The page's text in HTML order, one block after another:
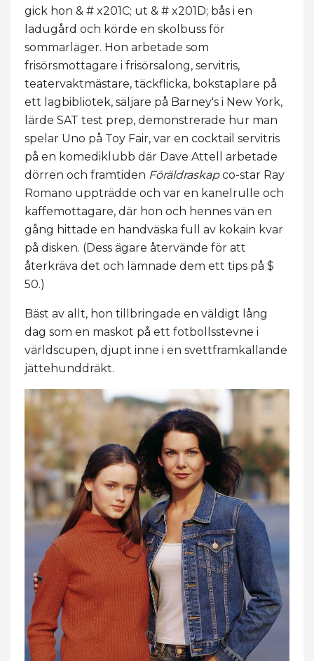
gick hon & # x201C; ut & # x201D; bås i en
ladugård och körde en skolbuss för
sommarläger. Hon arbetade som
frisörsmottagare i frisörsalong, servitris,
teatervaktmästare, täckflicka, bokstaplare på
ett lagbibliotek, säljare på Barney's i New York,
lärde SAT test prep, demonstrerade hur man
spelar Uno på Toy Fair, var en cocktail servitris
på en komediklubb där Dave Attell arbetade
dörren och framtiden Föräldraskapco-star Ray
Romano uppträdde och var en kanelrulle och
kaffemottagare, där hon och hennes vän en
gång hittade en handväska full av kokain kvar
på disken. (Dess ägare återvände för att
återkräva det och lämnade dem ett tips på $
50.)
Bäst av allt, hon tillbringade en väldigt lång
dag som en maskot på ett fotbollsstevne i
världscupen, djupt inne i en svettframkallande
jättehunddräkt.